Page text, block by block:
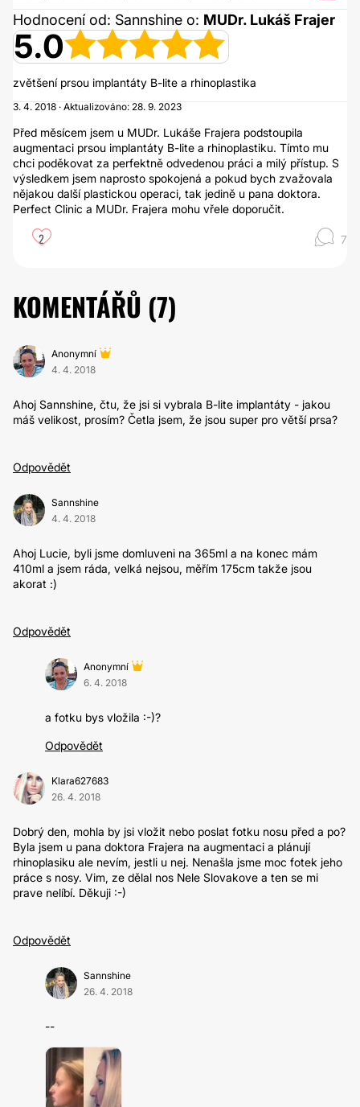
Hodnocení od: Sannshine o: MUDr. Lukáš Frajer
5.0
zvětšení prsou implantáty B-lite a rhinoplastika
3. 4. 2018 · Aktualizováno: 28. 9. 2023
Před měsícem jsem u MUDr. Lukáše Frajera podstoupila
augmentaci prsou implantáty B-lite a rhinoplastiku. Tímto mu
chci poděkovat za perfektně odvedenou práci a milý přístup. S
výsledkem jsem naprosto spokojená a pokud bych zvažovala
nějakou další plastickou operaci, tak jedině u pana doktora.
Perfect Clinic a MUDr. Frajera mohu vřele doporučit.
2 7
KOMENTÁŘŮ (7)
Anonymní
4. 4. 2018
Ahoj Sannshine, čtu, že jsi si vybrala B-lite implantáty - jakou
máš velikost, prosím? Četla jsem, že jsou super pro větší prsa?
Odpovědět
Sannshine
4. 4. 2018
Ahoj Lucie, byli jsme domluveni na 365ml a na konec mám
410ml a jsem ráda, velká nejsou, měřím 175cm takže jsou
akorat :)
Odpovědět
Anonymní
6. 4. 2018
a fotku bys vložila :-)?
Odpovědět
Klara627683
26. 4. 2018
Dobrý den, mohla by jsi vložit nebo poslat fotku nosu před a po?
Byla jsem u pana doktora Frajera na augmentaci a plánují
rhinoplasiku ale nevím, jestli u nej. Nenašla jsme moc fotek jeho
práce s nosy. Vim, ze dělal nos Nele Slovakove a ten se mi
prave nelíbí. Děkuji :-)
Odpovědět
Sannshine
26. 4. 2018
--